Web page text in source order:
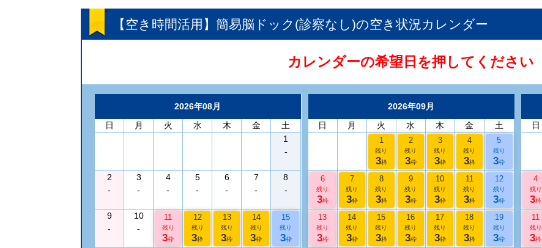
【空き時間活用】簡易脳ドック(診察なし)の空き状況カレンダー
カレンダーの希望日を押してください
2026年08月
日
月 火 水 木 金
土
1
-
2
-
3
-
4
-
5
-
6
-
7
-
8
-
9
-
10
-
11
残り
3枠
12
残り
3枠
13
残り
3枠
14
残り
3枠
15
残り
3枠
2026年09月
日
月 火 水 木 金 土
1
残り
3枠
2
残り
3枠
3
残り
3枠
4
残り
3枠
5
残り
3枠
6
残り
3枠
7
残り
3枠
8
残り
3枠
9
残り
3枠
10
残り
3枠
11
残り
3枠
12
残り
3枠
13
残り
3枠
14
残り
3枠
15
残り
3枠
16
残り
3枠
17
残り
3枠
18
残り
3枠
19
残り
3枠
日
4
残り
3枠
11
残り
3枠